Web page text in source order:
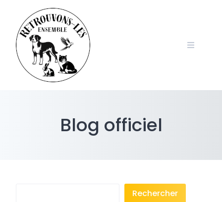
content
Blog officiel
Rechercher